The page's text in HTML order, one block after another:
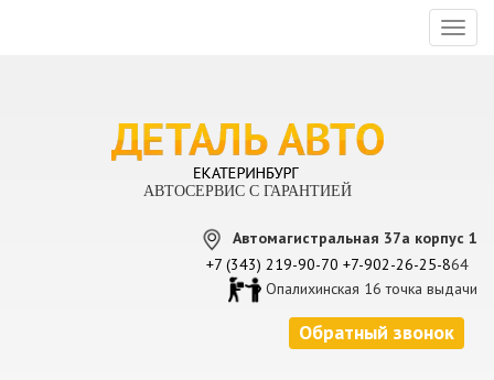
АВТОСЕРВИС С ГАРАНТИЕЙ
Автомагистральная 37а корпус 1
+7 (343) 219-90-70 +7-902-26-25-864
Опалихинская 16 точка выдачи
Обратный звонок